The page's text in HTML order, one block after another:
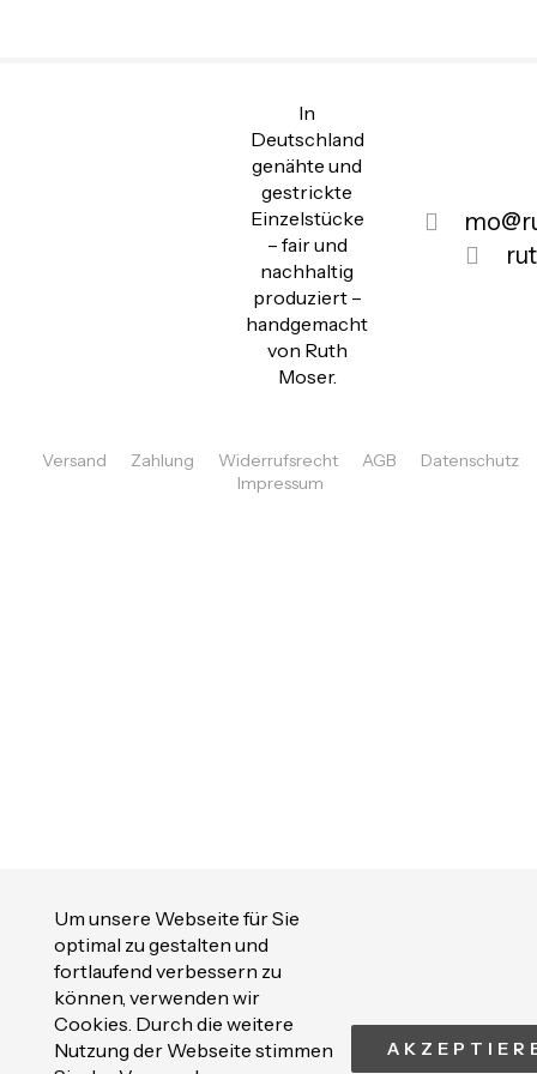
Um unsere Webseite für Sie
optimal zu gestalten und
fortlaufend verbessern zu
können, verwenden wir
Cookies. Durch die weitere
Nutzung der Webseite stimmen
In
Deutschland
genähte und
gestrickte
Einzelstücke
– fair und
nachhaltig
produziert –
handgemacht
von Ruth
Moser.
Versand Zahlung Widerrufsrecht AGB
Datenschutz
Impressum